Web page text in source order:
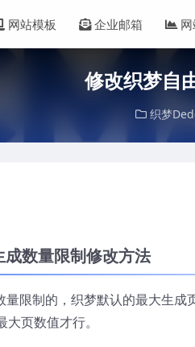
网站模板 企业邮箱
修改织梦自
织梦
数量限制修改方法
限制的，织梦默认的最大生
页数值才行。